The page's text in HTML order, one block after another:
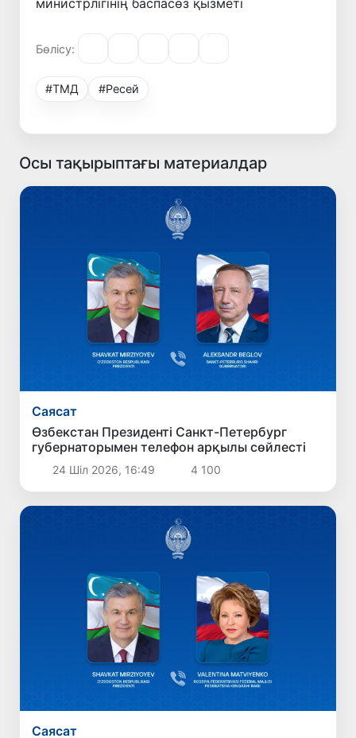
министрлігінің баспасөз қызметі
Бөлісу:
#ТМД #Ресей
Осы тақырыптағы материалдар
Саясат
Өзбекстан Президенті Санкт-Петербург
губернаторымен телефон арқылы сөйлесті
24 Шіл 2026, 16:49 4 100
Саясат